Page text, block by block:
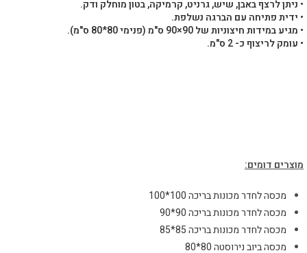
• ניתן לרצף באבן, שיש, גרניט, קרמיקה, בטון מוחלק ודק.
• ידית פתיחה עם הברגה נשלפת.
• מגיע במידות חיצוניות של 90×90 ס"מ (פנימי 80*80 ס"מ).
• עומק לריצוף כ- 2 ס"מ.
מוצרים דומים:
מכסה לחדר מכונות בריכה 100*100
מכסה לחדר מכונות בריכה 90*90
מכסה לחדר מכונות בריכה 85*85
מכסה ביוב נירוסטה 80*80